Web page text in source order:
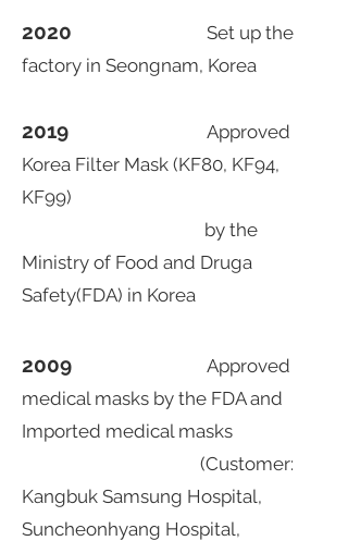
2020 Set up the
factory in Seongnam, Korea
2019 Approved
Korea Filter Mask (KF80, KF94,
KF99)
by the
Ministry of Food and Druga
Safety(FDA) in Korea
2009 Approved
medical masks by the FDA and
Imported medical masks
(Customer:
Kangbuk Samsung Hospital,
Suncheonhyang Hospital,